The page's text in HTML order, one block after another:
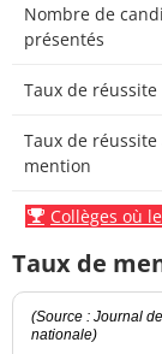
Nombre de
présentés
Taux de réussite
Taux de réussite
mention
Collèges où
Taux de
(Source : Journal
nationale)